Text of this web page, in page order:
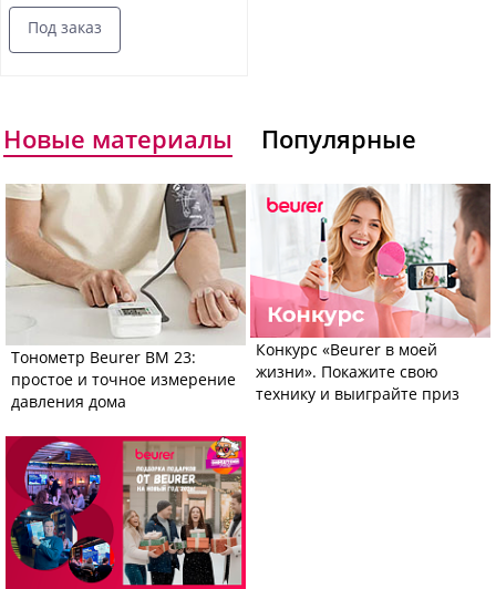
Под заказ
Новые материалы Популярные
Тонометр Beurer BM 23:
простое и точное измерение
давления дома
Конкурс «Beurer в моей
жизни». Покажите свою
технику и выиграйте приз